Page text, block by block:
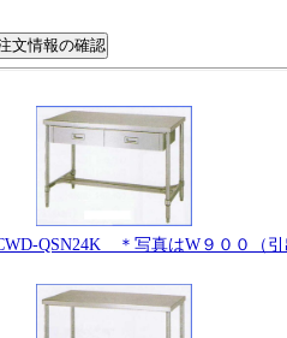
QSN24K ＊写真はW９００（